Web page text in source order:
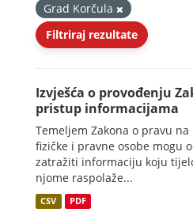
Grad Korčula
Filtriraj rezultate
Izvješća o provođenju
pristup informacijama
Temeljem Zakona o pravu
fizičke i pravne osobe mogu
zatražiti informaciju koju
njome raspolaže...
CSV PDF